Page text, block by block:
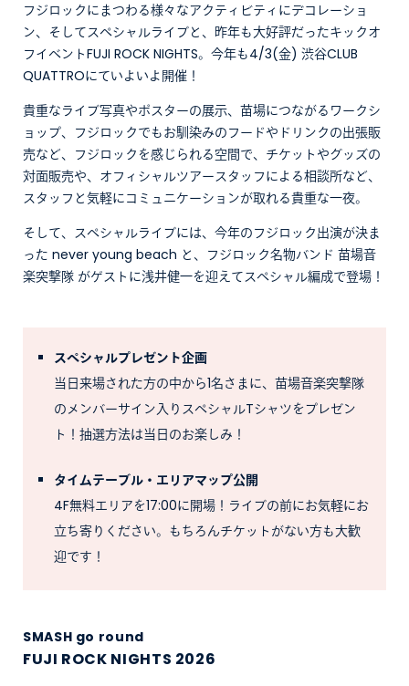
フジロックにまつわる様々なアクティビティにデコレーショ
ン、そしてスペシャルライブと、昨年も大好評だったキックオ
フイベントFUJI ROCK NIGHTS。今年も4/3(金) 渋谷CLUB
QUATTROにていよいよ開催！
貴重なライブ写真やポスターの展示、苗場につながるワークシ
ョップ、フジロックでもお馴染みのフードやドリンクの出張販
売など、フジロックを感じられる空間で、チケットやグッズの
対面販売や、オフィシャルツアースタッフによる相談所など、
スタッフと気軽にコミュニケーションが取れる貴重な一夜。
そして、スペシャルライブには、今年のフジロック出演が決ま
った never young beach と、フジロック名物バンド 苗場音
楽突撃隊 がゲストに浅井健一を迎えてスペシャル編成で登場！
スペシャルプレゼント企画
当日来場された方の中から1名さまに、苗場音楽突撃隊
のメンバーサイン入りスペシャルTシャツをプレゼン
ト！抽選方法は当日のお楽しみ！
タイムテーブル・エリアマップ公開
4F無料エリアを17:00に開場！ライブの前にお気軽にお
立ち寄りください。もちろんチケットがない方も大歓
迎です！
SMASH go round
FUJI ROCK NIGHTS 2026